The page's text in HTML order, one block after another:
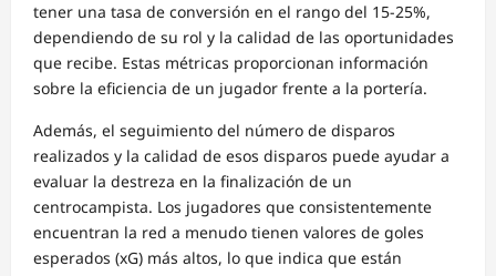
tener una tasa de conversión en el rango del 15-25%,
dependiendo de su rol y la calidad de las oportunidades
que recibe. Estas métricas proporcionan información
sobre la eficiencia de un jugador frente a la portería.
Además, el seguimiento del número de disparos
realizados y la calidad de esos disparos puede ayudar a
evaluar la destreza en la finalización de un
centrocampista. Los jugadores que consistentemente
encuentran la red a menudo tienen valores de goles
esperados (xG) más altos, lo que indica que están